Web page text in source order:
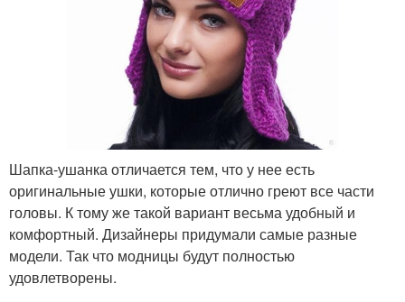
Шапка-ушанка отличается тем, что у нее есть
оригинальные ушки, которые отлично греют все части
головы. К тому же такой вариант весьма удобный и
комфортный. Дизайнеры придумали самые разные
модели. Так что модницы будут полностью
удовлетворены.